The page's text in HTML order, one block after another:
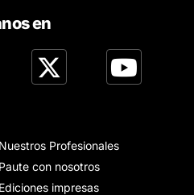
en
Nuestros Profesionales
Paute con nosotros
Ediciones impresas